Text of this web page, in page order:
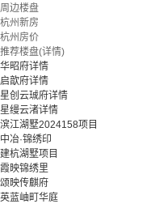
周边楼盘
杭州新房
杭州房价
推荐楼盘(详情)
华昭府详情
启歆府详情
星创云珹府详情
星缦云渚详情
滨江湖墅2024158项目
中冶·锦绣印
建杭湖墅项目
霞映锦绣里
颂映传麒府
英蓝岫町华庭